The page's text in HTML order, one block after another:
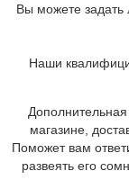
Вы можете задать
Наши
магазине,
Поможет вам
развеять его